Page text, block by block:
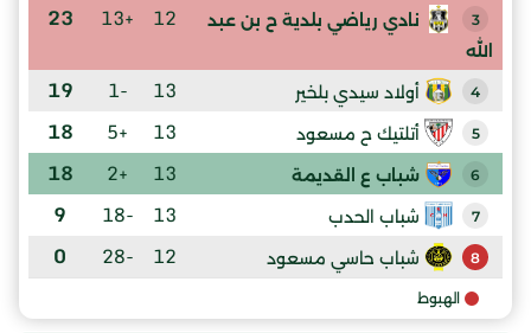
3
نادي رياضي بلدية ح بن عبد
الله
12
+13
23
4 أولاد سيدي بلخير 13
-1
19
5 أتلتيك ح مسعود 13
+5
18
6 شباب ع القديمة 13
+2
18
7 شباب الحدب 13
-18
9
8 شباب حاسي مسعود 12
-28
0
الهبوط